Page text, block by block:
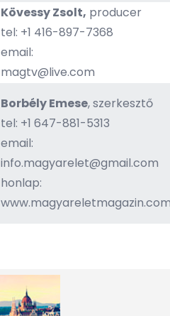
Kövessy Zsolt, producer
tel: +1 416-897-7368
email:
magtv@live.com
Borbély Emese, szerkesztő
tel: +1 647-881-5313
email:
info.magyarelet@gmail.com
honlap: